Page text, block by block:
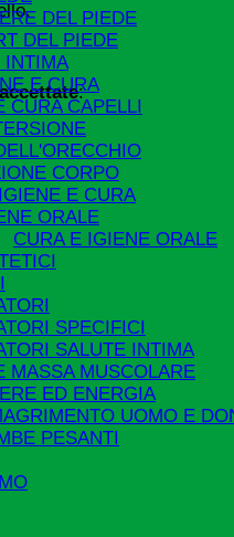
:
DEL PIEDE
DEL PIEDE
INTIMA
E CURA
CURA CAPELLI
CORPO
E CURA
ORALE
CURA E IGIENE ORALE
SPECIFICI
SALUTE INTIMA
MASSA MUSCOLARE
ED ENERGIA
UOMO E
PESANTI